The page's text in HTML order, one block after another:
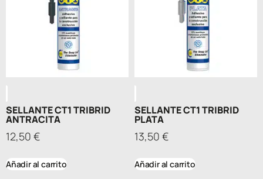
SELLANTE CT1 TRIBRID
ANTRACITA
12,50 €
Añadir al carrito
SELLANTE CT1 TRIBRID
PLATA
13,50 €
Añadir al carrito